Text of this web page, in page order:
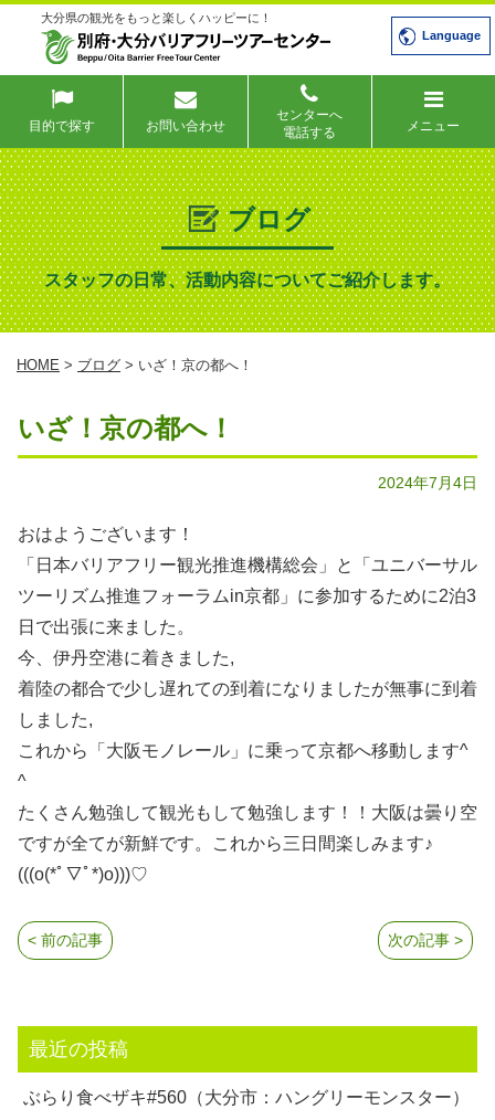
大分県の観光をもっと楽しくハッピーに！
Language
目的で探す お問い合わせ
センターへ
電話する
メニュー
ブログ
スタッフの日常、活動内容についてご紹介します。
HOME > ブログ > いざ！京の都へ！
いざ！京の都へ！
2024年7月4日
おはようございます！
「日本バリアフリー観光推進機構総会」と「ユニバーサル
ツーリズム推進フォーラムin京都」に参加するために2泊3
日で出張に来ました。
今、伊丹空港に着きました,
着陸の都合で少し遅れての到着になりましたが無事に到着
しました,
これから「大阪モノレール」に乗って京都へ移動します^
^
たくさん勉強して観光もして勉強します！！大阪は曇り空
ですが全てが新鮮です。これから三日間楽しみます♪
(((o(*ﾟ▽ﾟ*)o)))♡
次の記事 >
< 前の記事
最近の投稿
ぶらり食べザキ#560（大分市：ハングリーモンスター）